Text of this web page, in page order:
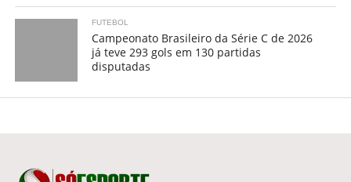
FUTEBOL
Campeonato Brasileiro da Série C de 2026
já teve 293 gols em 130 partidas
disputadas